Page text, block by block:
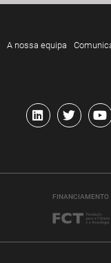
A nossa equipa
FINANCIAMENTO